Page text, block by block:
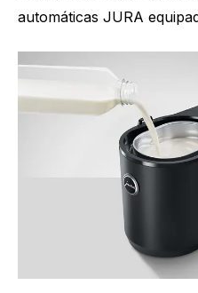
automáticas JURA